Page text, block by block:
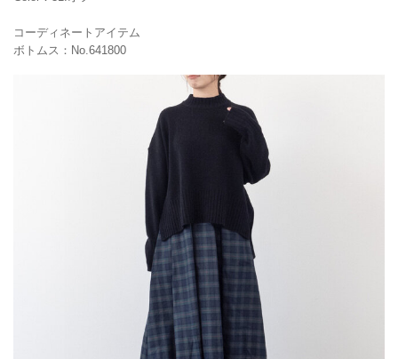
コーディネートアイテム
ボトムス：No.641800